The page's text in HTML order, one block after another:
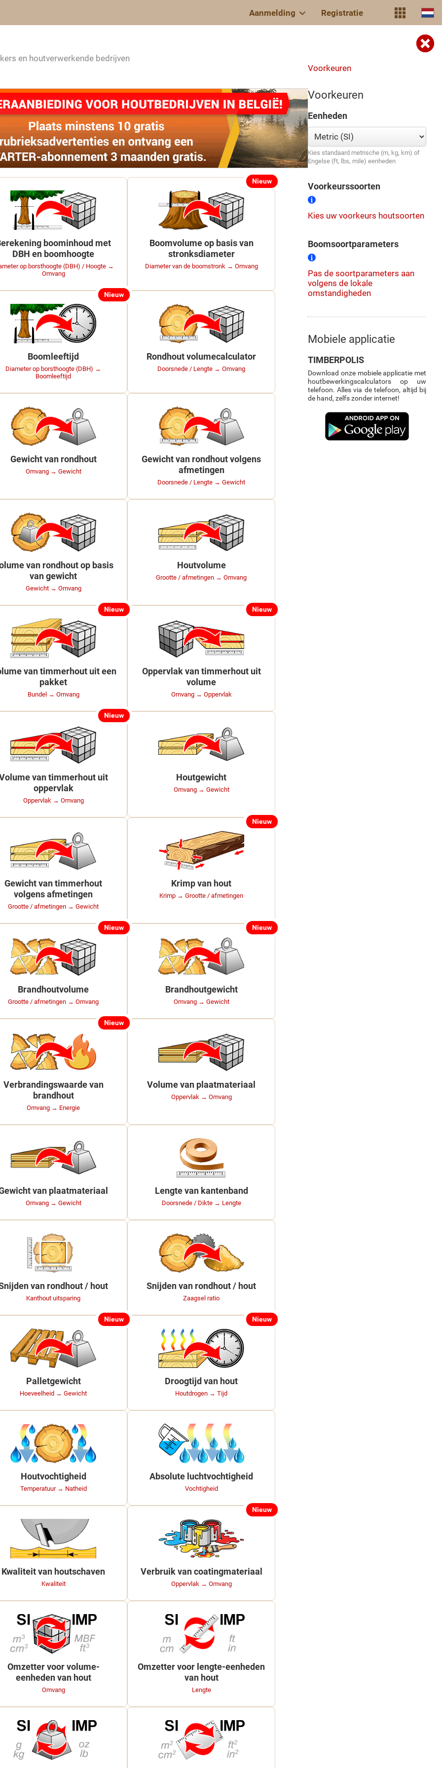
Aanmelding Registratie
en houtverwerkende bedrijven
boominhoud met
DBH en boomhoogte
op borsthoogte (DBH) / Hoogte →
Omvang
Nieuw
Boomvolume op basis van
stronksdiameter
Diameter van de boomstronk → Omvang
Nieuw
Boomleeftijd
Diameter op borsthoogte (DBH) →
Boomleeftijd
Rondhout volumecalculator
Doorsnede / Lengte → Omvang
Gewicht van rondhout
Omvang → Gewicht
Gewicht van rondhout volgens
afmetingen
Doorsnede / Lengte → Gewicht
van rondhout op basis
van gewicht
Gewicht → Omvang
Houtvolume
Grootte / afmetingen → Omvang
Nieuw
van timmerhout uit een
pakket
Bundel → Omvang
Nieuw
Oppervlak van timmerhout uit
volume
Omvang → Oppervlak
Nieuw
van timmerhout uit
oppervlak
Oppervlak → Omvang
Houtgewicht
Omvang → Gewicht
Gewicht van timmerhout
volgens afmetingen
Grootte / afmetingen → Gewicht
Nieuw
Krimp van hout
Krimp → Grootte / afmetingen
Nieuw
Brandhoutvolume
Grootte / afmetingen → Omvang
Nieuw
Brandhoutgewicht
Omvang → Gewicht
Nieuw
Verbrandingswaarde van
brandhout
Omvang → Energie
Volume van plaatmateriaal
Oppervlak → Omvang
van plaatmateriaal
Omvang → Gewicht
Lengte van kantenband
Doorsnede / Dikte → Lengte
van rondhout / hout
Kanthout uitsparing
Snijden van rondhout / hout
Zaagsel ratio
Nieuw
Palletgewicht
Hoeveelheid → Gewicht
Nieuw
Droogtijd van hout
Houtdrogen → Tijd
Houtvochtigheid
Temperatuur → Natheid
Absolute luchtvochtigheid
Vochtigheid
Kwaliteit van houtschaven
Kwaliteit
Nieuw
Verbruik van coatingmateriaal
Oppervlak → Omvang
Omzetter voor volume-
eenheden van hout
Omvang
Omzetter voor lengte-eenheden
van hout
Lengte
Voorkeuren
Voorkeuren
Eenheden
Kies standaard metrische (m, kg, km) of
Engelse (ft, lbs, mile) eenheden
Voorkeurssoorten
Kies uw voorkeurs houtsoorten
Boomsoortparameters
Pas de soortparameters aan
volgens de lokale
omstandigheden
Mobiele applicatie
TIMBERPOLIS
Download onze mobiele applicatie met
houtbewerkingscalculators op uw
telefoon. Alles via de telefoon, altijd bij
de hand, zelfs zonder internet!